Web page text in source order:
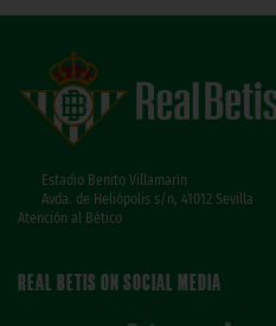
Estadio Benito Villamarín
Avda. de Heliópolis s/n, 41012 Sevilla
Atención al Bético
REAL BETIS ON SOCIAL MEDIA